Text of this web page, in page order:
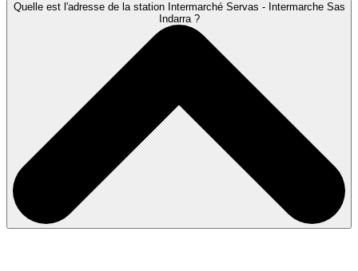
Quelle est l'adresse de la station Intermarché Servas - Intermarche Sas
Indarra ?